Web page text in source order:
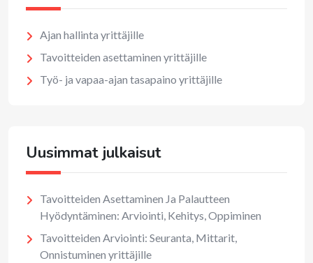
Ajan hallinta yrittäjille
Tavoitteiden asettaminen yrittäjille
Työ- ja vapaa-ajan tasapaino yrittäjille
Uusimmat julkaisut
Tavoitteiden Asettaminen Ja Palautteen
Hyödyntäminen: Arviointi, Kehitys, Oppiminen
Tavoitteiden Arviointi: Seuranta, Mittarit,
Onnistuminen yrittäjille